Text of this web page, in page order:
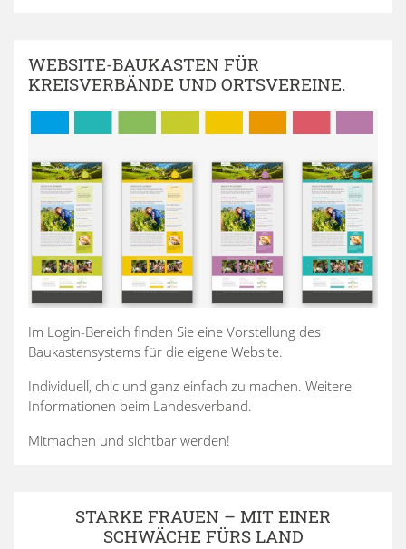
WEBSITE-BAUKASTEN FÜR
KREISVERBÄNDE UND ORTSVEREINE.
Im Login-Bereich finden Sie eine Vorstellung des
Baukastensystems für die eigene Website.
Individuell, chic und ganz einfach zu machen. Weitere
Informationen beim Landesverband.
Mitmachen und sichtbar werden!
STARKE FRAUEN – MIT EINER
SCHWÄCHE FÜRS LAND